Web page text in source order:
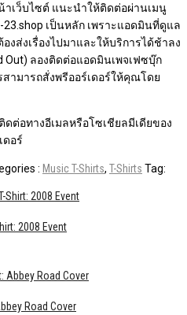
าเว็บไซต์​ แนะนำให้ติดต่อผ่านเมนู
23.shop เป็นหลัก เพราะแอดมินที่ดูแล
ส่งเรื่องไปมาและให้บริการได้ช้าลง
Out) ลองติดต่อแอดมินเพจเฟซบุ๊ก
ามารถสั่งพรีออร์เดอร์ให้คุณโดย
ต่อทางอีเมลหรือโซเชียลมีเดียของ
ดอร์
: Music T-Shirts, T-Shirts Tag:
2008 Event
Road Cover